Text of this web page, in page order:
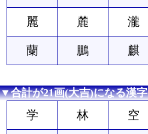
麗 麓 瀧
蘭 鵬 麒
▼合計が21画(大吉)になる漢字
学 林 空